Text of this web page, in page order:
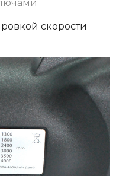
скорости